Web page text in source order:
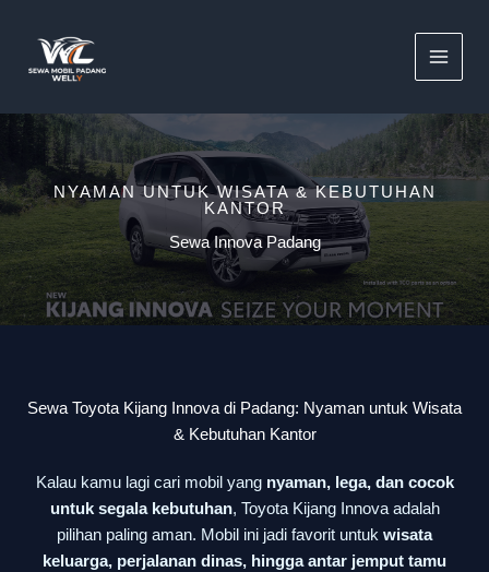
konten
NYAMAN UNTUK WISATA & KEBUTUHAN
KANTOR
Sewa Innova Padang
Sewa Toyota Kijang Innova di Padang: Nyaman untuk Wisata
& Kebutuhan Kantor
Kalau kamu lagi cari mobil yang nyaman, lega, dan cocok
untuk segala kebutuhan, Toyota Kijang Innova adalah
pilihan paling aman. Mobil ini jadi favorit untuk wisata
keluarga, perjalanan dinas, hingga antar jemput tamu